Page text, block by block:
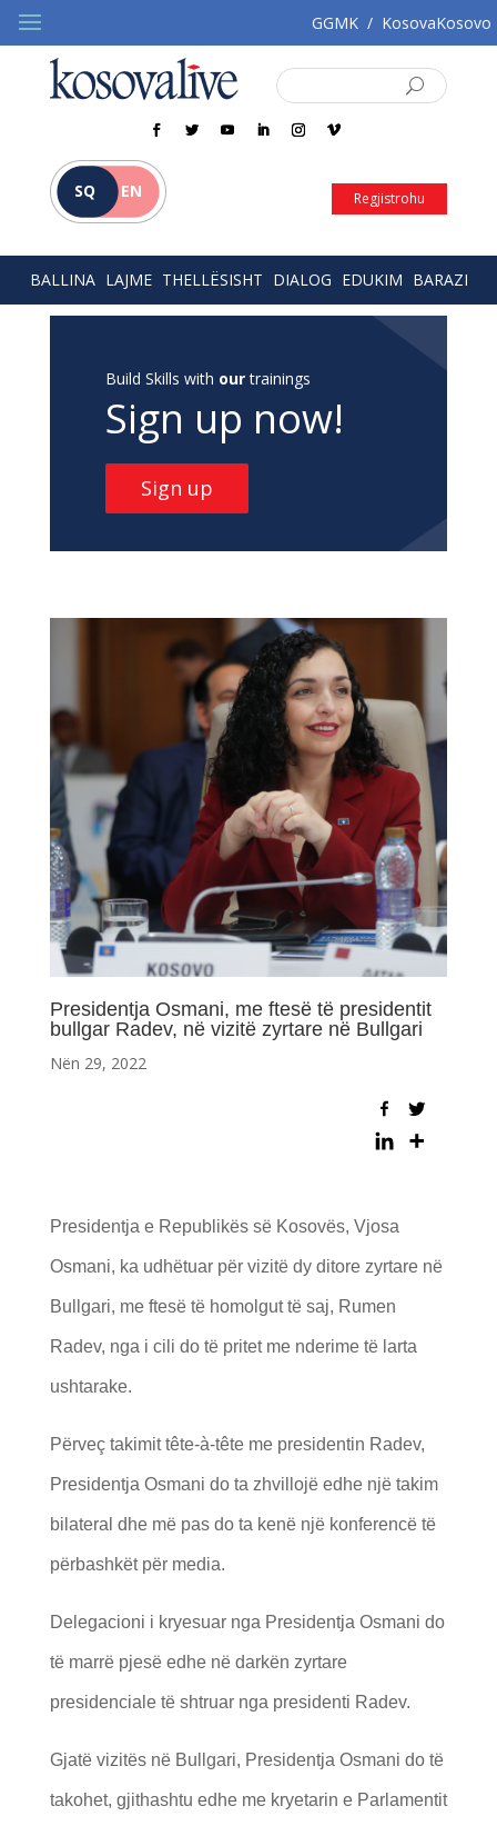
GGMK / KosovaKosovo
SQ EN Regjistrohu
BALLINA LAJME THELLËSISHT DIALOG EDUKIM BARAZI
Build Skills with ourtrainings
Sign up now!
Sign up
Presidentja Osmani, me ftesë të presidentit
bullgar Radev, në vizitë zyrtare në Bullgari
Nën 29, 2022
Presidentja e Republikës së Kosovës, Vjosa
Osmani, ka udhëtuar për vizitë dy ditore zyrtare në
Bullgari, me ftesë të homolgut të saj, Rumen
Radev, nga i cili do të pritet me nderime të larta
ushtarake.
Përveç takimit tête-à-tête me presidentin Radev,
Presidentja Osmani do ta zhvillojë edhe një takim
bilateral dhe më pas do ta kenë një konferencë të
përbashkët për media.
Delegacioni i kryesuar nga Presidentja Osmani do
të marrë pjesë edhe në darkën zyrtare
presidenciale të shtruar nga presidenti Radev.
Gjatë vizitës në Bullgari, Presidentja Osmani do të
takohet, gjithashtu edhe me kryetarin e Parlamentit